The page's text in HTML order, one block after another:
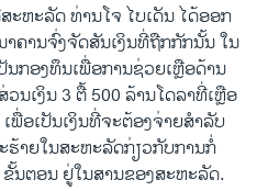
ຫະລັດ ທ່ານໂຈ ໄບເດັນ ໄດ້ອອກ
ຄານຈົ່ງຈັດສັນເງິນທີ່ຖືກກັກນັ້ນ ໃນ
ນກອງທຶນເພື່ອການຊ່ວຍເຫຼືອດ້ານ
ນເງິນ 3 ຕື້ 500 ລ້ານໂດລາທີ່ເຫຼືອ
ພື່ອເປັນເງິນທີ່ຈະຕ້ອງຈ່າຍສໍາລັບ
ຮ້າຍໃນສະຫະລັດກ່ຽວ​ກັບການກໍ່
ນຕອນ ຢູ່ໃນສານຂອງສະ​ຫະ​ລັດ.